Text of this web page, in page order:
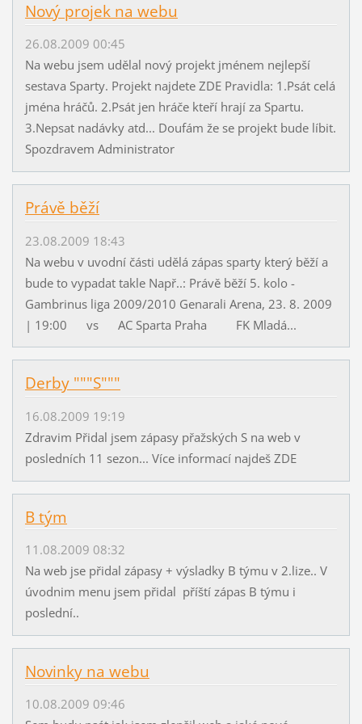
Nový projek na webu
26.08.2009 00:45
Na webu jsem udělal nový projekt jménem nejlepší
sestava Sparty. Projekt najdete ZDE Pravidla: 1.Psát celá
jména hráčů. 2.Psát jen hráče kteří hrají za Spartu.
3.Nepsat nadávky atd... Doufám že se projekt bude líbit.
Spozdravem Administrator
Právě běží
23.08.2009 18:43
Na webu v uvodní části udělá zápas sparty který běží a
bude to vypadat takle Např..: Právě běží 5. kolo -
Gambrinus liga 2009/2010 Genarali Arena, 23. 8. 2009
| 19:00 vs AC Sparta Praha FK Mladá...
Derby """S"""
16.08.2009 19:19
Zdravim Přidal jsem zápasy přažských S na web v
posledních 11 sezon... Více informací najdeš ZDE
B tým
11.08.2009 08:32
Na web jse přidal zápasy + výsladky B týmu v 2.lize.. V
úvodnim menu jsem přidal příští zápas B týmu i
poslední..
Novinky na webu
10.08.2009 09:46